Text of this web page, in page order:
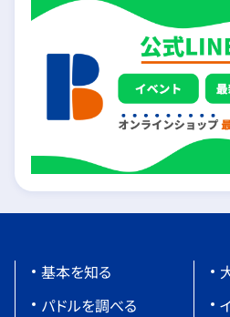
基本を知る
パドルを調べる